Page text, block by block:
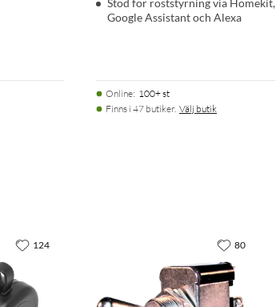
Stöd för röststyrning via Homekit,
Google Assistant och Alexa
Online: 100+ st
Finns i 47 butiker. Välj butik
124 80